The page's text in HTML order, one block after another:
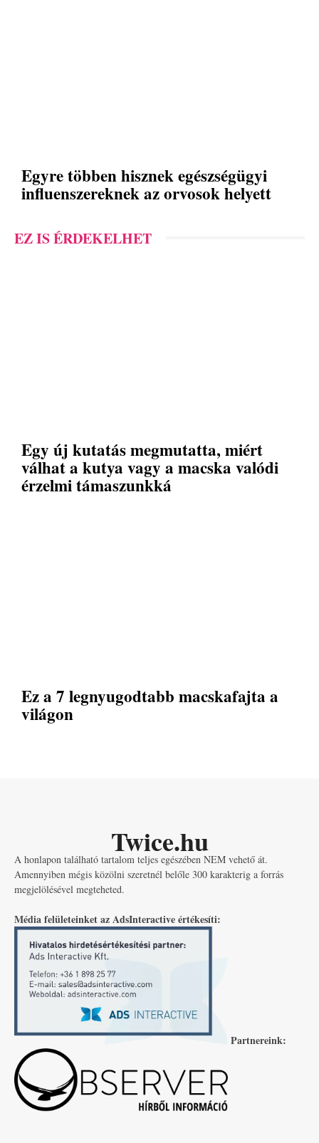
Egyre többen hisznek egészségügyi
influenszereknek az orvosok helyett
EZ IS ÉRDEKELHET
Egy új kutatás megmutatta, miért
válhat a kutya vagy a macska valódi
érzelmi támaszunkká
Ez a 7 legnyugodtabb macskafajta a
világon
Twice.hu
A honlapon található tartalom teljes egészében NEM vehető át.
Amennyiben mégis közölni szeretnél belőle 300 karakterig a forrás
megjelölésével megteheted.
Média felületeinket az AdsInteractive értékesíti:
Partnereink: